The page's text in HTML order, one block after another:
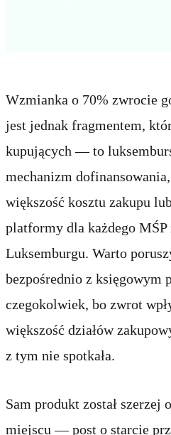
Wzmianka o 70% zwrocie
jest jednak fragmentem,
kupujących — to
mechanizm
większość kosztu zakupu
platformy dla każdego MŚP
Luksemburgu. Warto
bezpośrednio z księgowym
czegokolwiek, bo zwrot
większość działów
z tym nie spotkała.
Sam produkt został szerzej
miejscu —post o starcie